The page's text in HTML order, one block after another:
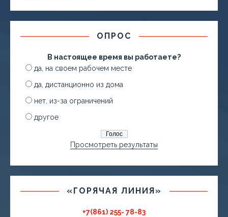
ОПРОС
В настоящее время вы работаете?
да, на своем рабочем месте
да, дистанционно из дома
нет, из-за ограничений
другое
Просмотреть результаты
«ГОРЯЧАЯ ЛИНИЯ»
+7(861) 255- 78-83